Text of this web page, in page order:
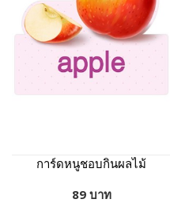
การ์ดหนูชอบกินผลไม้
89 บาท